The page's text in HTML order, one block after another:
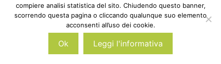
della preparazione della crema: per quanto
riguarda l’aggiunta di olii essenziali, io
tengo in casa l’olio 31, posso aggiungere
quello? grazie
compiere analisi statistica del sito. Chiudendo questo banner,
scorrendo questa pagina o cliccando qualunque suo elemento
acconsenti all’uso dei cookie.
Ok Leggi l'informativa